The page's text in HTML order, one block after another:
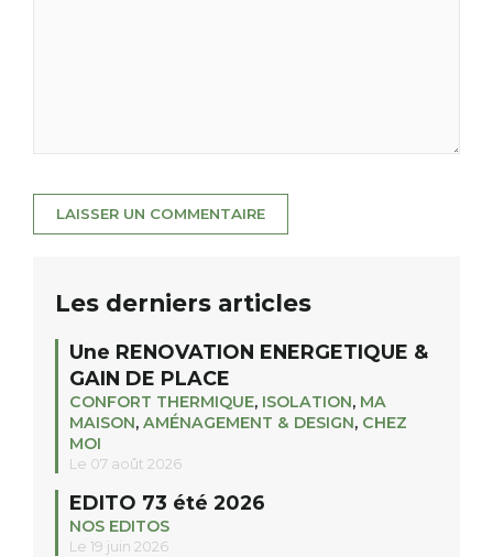
Les derniers articles
Une RENOVATION ENERGETIQUE &
GAIN DE PLACE
CONFORT THERMIQUE, ISOLATION, MA
MAISON, AMÉNAGEMENT & DESIGN, CHEZ
MOI
Le 07 août 2026
EDITO 73 été 2026
NOS EDITOS
Le 19 juin 2026